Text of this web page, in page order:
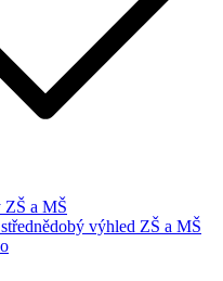
ZŠ a MŠ
výhled ZŠ a MŠ